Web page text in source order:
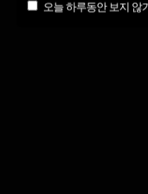
오늘 하루동안 보지 않